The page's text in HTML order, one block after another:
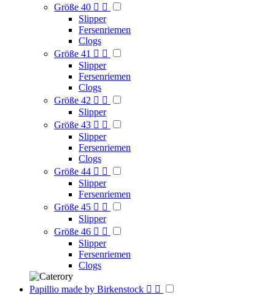
Größe 40  
Slipper
Fersenriemen
Clogs
Größe 41  
Slipper
Fersenriemen
Clogs
Größe 42  
Slipper
Größe 43  
Slipper
Fersenriemen
Clogs
Größe 44  
Slipper
Fersenriemen
Größe 45  
Slipper
Größe 46  
Slipper
Fersenriemen
Clogs
Papillio made by Birkenstock  